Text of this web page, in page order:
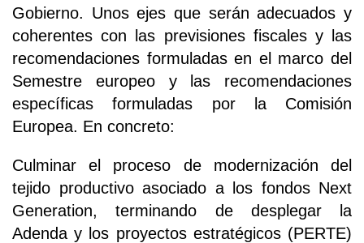
Gobierno. Unos ejes que serán adecuados y
coherentes con las previsiones fiscales y las
recomendaciones formuladas en el marco del
Semestre europeo y las recomendaciones
específicas formuladas por la Comisión
Europea. En concreto:
Culminar el proceso de modernización del
tejido productivo asociado a los fondos Next
Generation, terminando de desplegar la
Adenda y los proyectos estratégicos (PERTE)